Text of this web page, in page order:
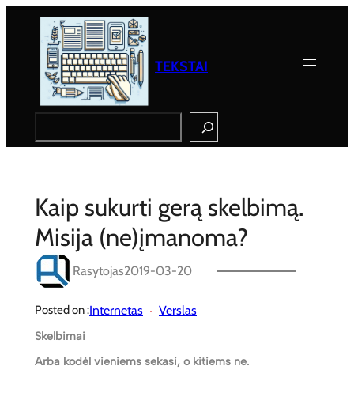
TEKSTAI
Kaip sukurti gerą skelbimą.
Misija (ne)įmanoma?
Rasytojas2019-03-20
Posted on :Internetas Verslas
Skelbimai
Arba kodėl vieniems sekasi, o kitiems ne.